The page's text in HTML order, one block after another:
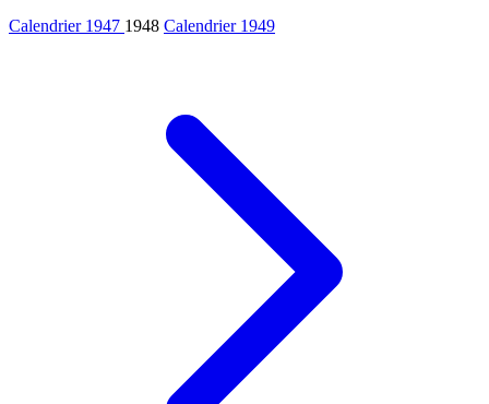
Calendrier 1947 1948 Calendrier 1949